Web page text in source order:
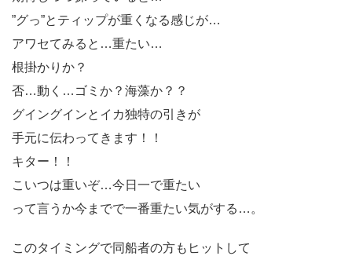
”グっ”とティップが重くなる感じが…
アワセてみると…重たい…
根掛かりか？
否…動く…ゴミか？海藻か？？
グイングインとイカ独特の引きが
手元に伝わってきます！！
キター！！
こいつは重いぞ…今日一で重たい
って言うか今までで一番重たい気がする…。
このタイミングで同船者の方もヒットして